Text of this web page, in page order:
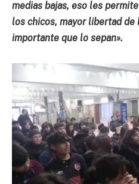
medias bajas, eso les
los chicos, mayor libertad de
importante que lo sepan».